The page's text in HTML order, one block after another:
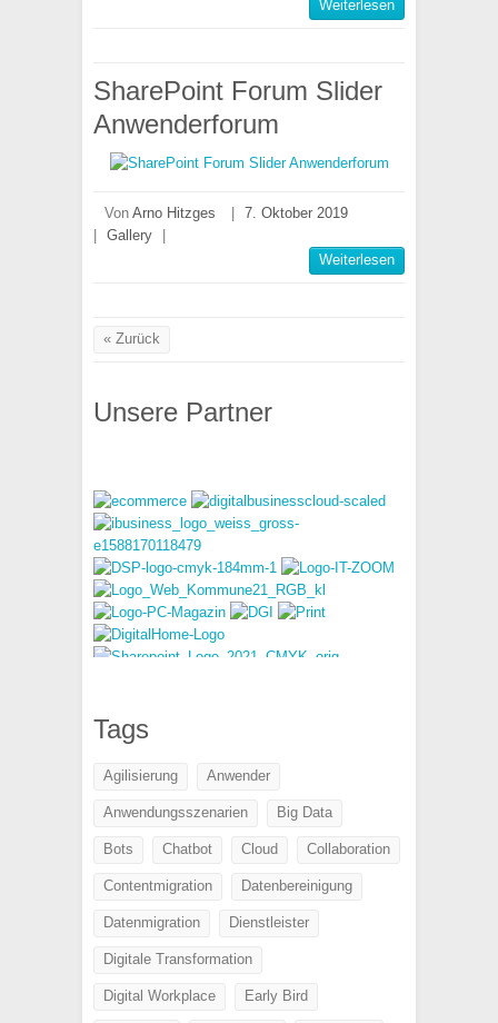
Weiterlesen
SharePoint Forum Slider
Anwenderforum
Von Arno Hitzges
7. Oktober 2019
Gallery
Weiterlesen
« Zurück
Unsere Partner
Tags
Agilisierung Anwender
Anwendungsszenarien Big Data
Bots Chatbot Cloud Collaboration
Contentmigration Datenbereinigung
Datenmigration Dienstleister
Digitale Transformation
Digital Workplace Early Bird